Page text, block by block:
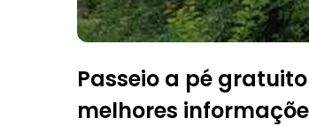
Passeio a pé
melhores